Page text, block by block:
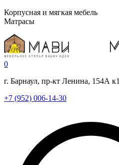
Корпусная и мягкая мебель
Матрасы
0
г. Барнаул, пр-кт Ленина, 154А к1
+7 (952) 006-14-30